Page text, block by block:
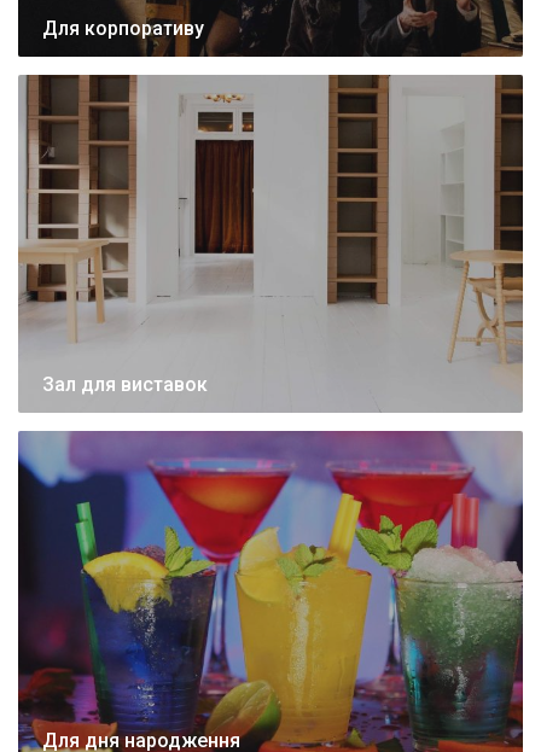
Для корпоративу
Зал для виставок
Для дня народження